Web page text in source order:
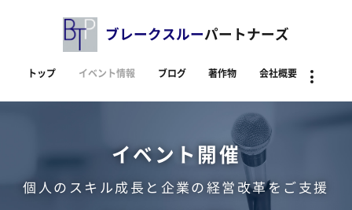
ブレークスルーパートナーズ
トップ イベント情報 ブログ 著作物 会社概要
イベント開催
個人のスキル成長と企業の経営改革をご支援